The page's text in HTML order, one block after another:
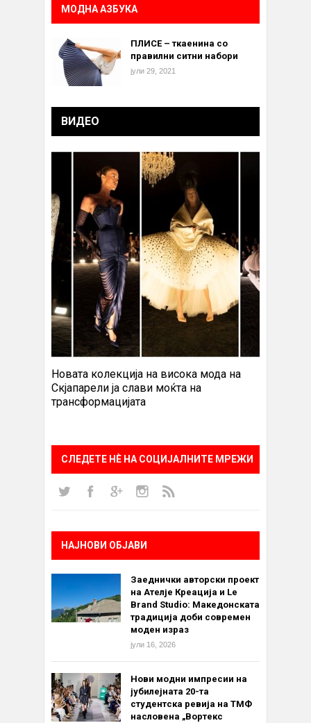
МОДНА АЗБУКА
ПЛИСЕ – ткаенина со
правилни ситни набори
јули 29, 2021
ВИДЕО
Новата колекција на висока мода на
Скјапарели ја слави моќта на
трансформацијата
СЛЕДЕТЕ НÈ НА СОЦИЈАЛНИТЕ МРЕЖИ
НАЈНОВИ ОБЈАВИ
Заеднички авторски проект
на Ателје Креација и Le
Brand Studio: Македонската
традиција доби современ
моден израз
јули 16, 2026
Нови модни импресии на
јубилејната 20-та
студентска ревија на ТМФ
насловена „Вортекс